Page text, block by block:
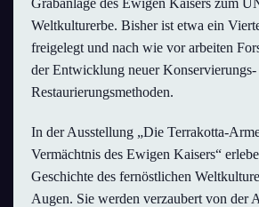
Weltkulturerbe. Bisher ist etwa ein
freigelegt und nach wie vor arbeiten
der Entwicklung neuer Konservierungs-
Restaurierungsmethoden.
In der Ausstellung „Die Terrakotta-
Vermächtnis des Ewigen Kaisers“
Geschichte des fernöstlichen
Augen. Sie werden verzaubert von der